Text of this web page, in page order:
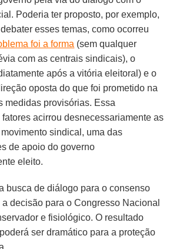
Poderia ter proposto, por exemplo,
esses temas, como ocorreu
foi a forma (sem qualquer
com as centrais sindicais), o
após a vitória eleitoral) e o
oposta do que foi prometido na
medidas provisórias. Essa
acirrou desnecessariamente as
sindical, uma das
de apoio do governo
eleito.
busca de diálogo para o consenso
decisão para o Congresso Nacional
e fisiológico. O resultado
ser dramático para a proteção